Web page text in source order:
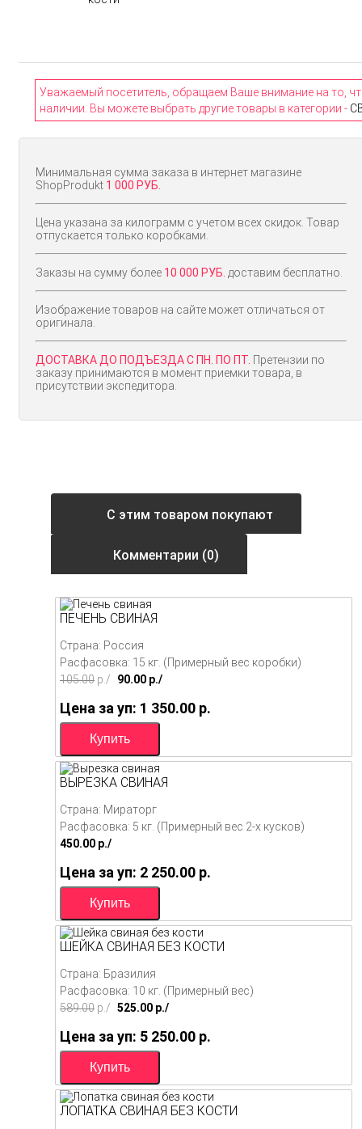
Уважаемый посетитель, обращаем Ваше внимание на то,
наличии. Вы можете выбрать другие товары в категории -
Минимальная сумма заказа в интернет магазине
ShopProdukt 1 000 РУБ.
Цена указана за килограмм с учетом всех скидок. Товар
отпускается только коробками.
Заказы на сумму более 10 000 РУБ. доставим бесплатно.
Изображение товаров на сайте может отличаться от
оригинала.
ДОСТАВКА ДО ПОДЪЕЗДА С ПН. ПО ПТ. Претензии по
заказу принимаются в момент приемки товара, в
присутствии экспедитора.
С этим товаром покупают
Комментарии (0)
ПЕЧЕНЬ СВИНАЯ
Страна: Россия
Расфасовка: 15 кг. (Примерный вес коробки)
105.00 p./ 90.00 p./
Цена за уп: 1 350.00 p.
ВЫРЕЗКА СВИНАЯ
Страна: Мираторг
Расфасовка: 5 кг. (Примерный вес 2-х кусков)
450.00 p./
Цена за уп: 2 250.00 p.
ШЕЙКА СВИНАЯ БЕЗ КОСТИ
Страна: Бразилия
Расфасовка: 10 кг. (Примерный вес)
589.00 p./ 525.00 p./
Цена за уп: 5 250.00 p.
ЛОПАТКА СВИНАЯ БЕЗ КОСТИ